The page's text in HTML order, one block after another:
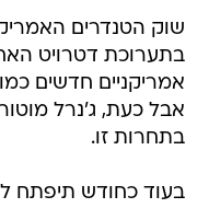
שוק הטנדרים
בתערוכת דטרויט
אבל כעת, ג'נרל
בתחרות זו.
בעוד כחודש תיפתח